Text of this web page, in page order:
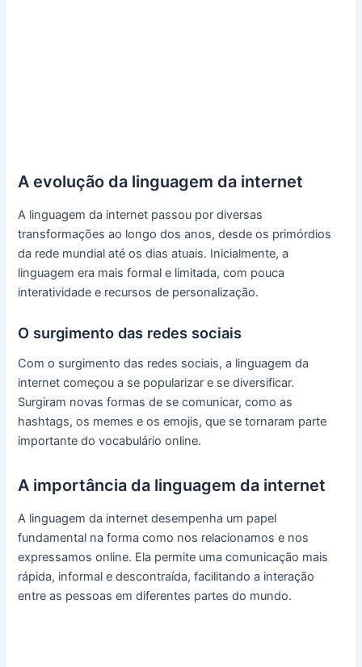
A evolução da linguagem da internet
A linguagem da internet passou por diversas
transformações ao longo dos anos, desde os primórdios
da rede mundial até os dias atuais. Inicialmente, a
linguagem era mais formal e limitada, com pouca
interatividade e recursos de personalização.
O surgimento das redes sociais
Com o surgimento das redes sociais, a linguagem da
internet começou a se popularizar e se diversificar.
Surgiram novas formas de se comunicar, como as
hashtags, os memes e os emojis, que se tornaram parte
importante do vocabulário online.
A importância da linguagem da internet
A linguagem da internet desempenha um papel
fundamental na forma como nos relacionamos e nos
expressamos online. Ela permite uma comunicação mais
rápida, informal e descontraída, facilitando a interação
entre as pessoas em diferentes partes do mundo.